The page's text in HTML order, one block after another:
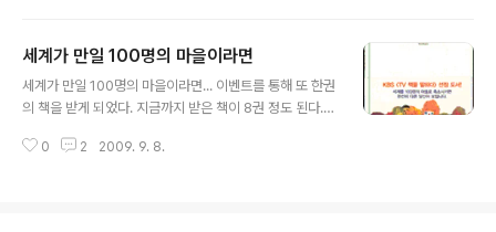
매한 책이다.
세계가 만일 100명의 마을이라면
세계가 만일 100명의 마을이라면... 이벤트를 통해 또 한권
의 책을 받게 되었다. 지금까지 받은 책이 8권 정도 된다.
초에 결심이 책을 많이 읽는 것이었는데 자의든 타의든 읽
0 2 2009. 9. 8.